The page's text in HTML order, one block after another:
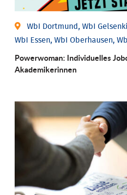
WbI Dortmund, WbI
WbI Essen, WbI Oberhausen,
Powerwoman: Individu­elles
Aka­demiker­innen